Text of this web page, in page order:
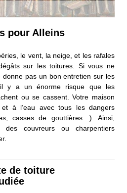
pour Alleins
le vent, la neige, et les rafales
sur les toitures. Si vous ne
pas un bon entretien sur les
y a un énorme risque que les
ou se cassent. Votre maison
à l’eau avec tous les dangers
casses de gouttières…). Ainsi,
couvreurs ou charpentiers
de toiture